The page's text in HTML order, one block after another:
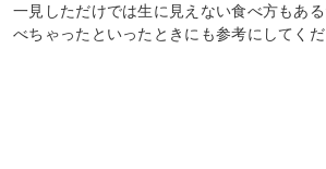
一見しただけでは生に見えない食べ方もあ
べちゃったといったときにも参考にしてくだ